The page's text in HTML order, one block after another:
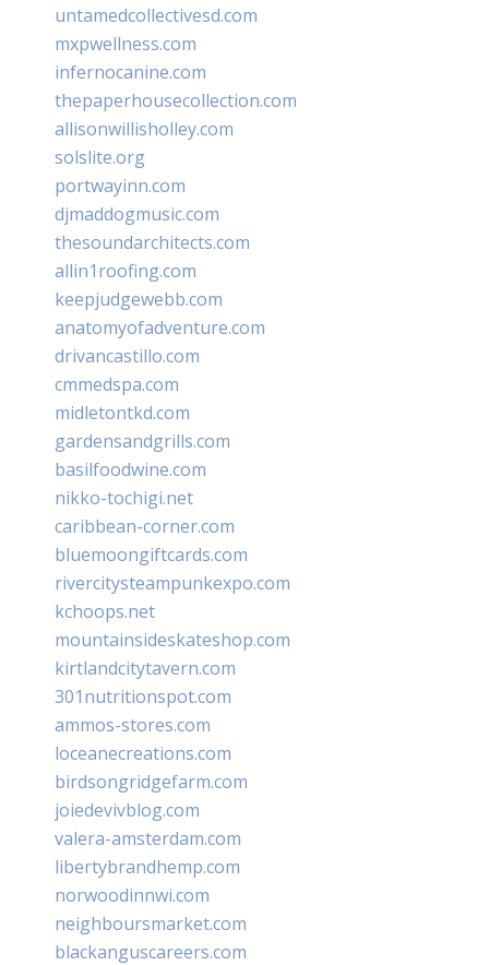
untamedcollectivesd.com
mxpwellness.com
infernocanine.com
thepaperhousecollection.com
allisonwillisholley.com
solslite.org
portwayinn.com
djmaddogmusic.com
thesoundarchitects.com
allin1roofing.com
keepjudgewebb.com
anatomyofadventure.com
drivancastillo.com
cmmedspa.com
midletontkd.com
gardensandgrills.com
basilfoodwine.com
nikko-tochigi.net
caribbean-corner.com
bluemoongiftcards.com
rivercitysteampunkexpo.com
kchoops.net
mountainsideskateshop.com
kirtlandcitytavern.com
301nutritionspot.com
ammos-stores.com
loceanecreations.com
birdsongridgefarm.com
joiedevivblog.com
valera-amsterdam.com
libertybrandhemp.com
norwoodinnwi.com
neighboursmarket.com
blackanguscareers.com